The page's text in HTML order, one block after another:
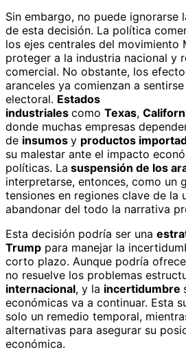
Sin embargo, no puede ignorarse
de esta decisión. La política
los ejes centrales del movimiento
proteger a la industria nacional y
comercial. No obstante, los
aranceles ya comienzan a
electoral. Estados
industriales como Texas,
donde muchas empresas
de insumos y productos
su malestar ante el impacto
políticas. La suspensión de los
interpretarse, entonces, como un
tensiones en regiones clave de la
abandonar del todo la narrativa
Esta decisión podría ser una
Trump para manejar la
corto plazo. Aunque podría
no resuelve los problemas
internacional, y la incertidumbre
económicas va a continuar. Esta
solo un remedio temporal,
alternativas para asegurar su
económica.